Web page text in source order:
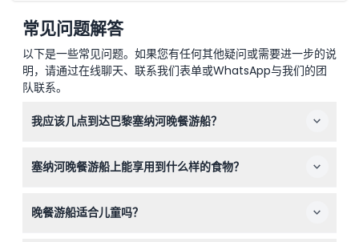
常见问题解答
以下是一些常见问题。如果您有任何其他疑问或需要进一步的说
明，请通过在线聊天、联系我们表单或WhatsApp与我们的团
队联系。
我应该几点到达巴黎塞纳河晚餐游船？
塞纳河晚餐游船上能享用到什么样的食物？
菜、家禽或海鲈鱼主菜，以及由巴黎塞纳美味精心制作的甜
晚餐游船适合儿童吗？